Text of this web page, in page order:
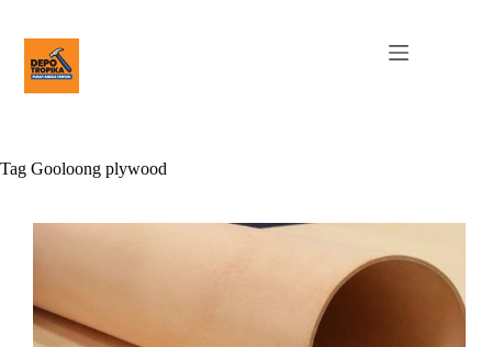
Tag Gooloong plywood